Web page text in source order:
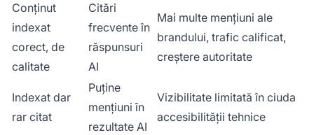
Conținut
indexat
corect, de
calitate
Citări
frecvente în
răspunsuri
AI
Mai multe mențiuni ale
brandului, trafic calificat,
creștere autoritate
Indexat dar
rar citat
Puține
mențiuni în
rezultate AI
Vizibilitate limitată în ciuda
accesibilității tehnice